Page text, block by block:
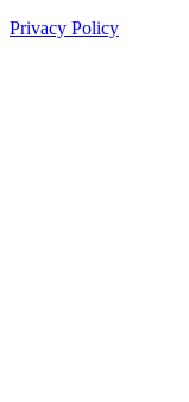
Privacy Policy